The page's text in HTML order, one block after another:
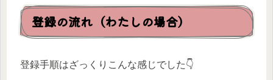
登録の流れ（わたしの場合）
登録手順はざっくりこんな感じでした👇